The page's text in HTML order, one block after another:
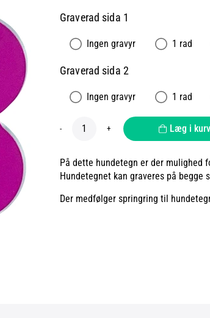
Graverad sida 1
Ingen gravyr 1 rad
Graverad sida 2
Ingen gravyr 1 rad
- + Læg i kurv
På dette hundetegn er der mulighed
Hundetegnet kan graveres på begge
Der medfølger springring til